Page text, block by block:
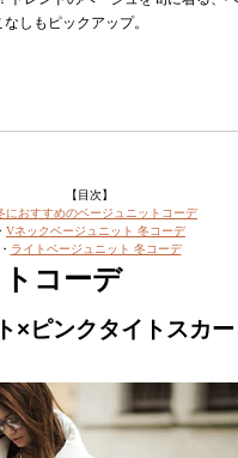
しもピックアップ。
【目次】
におすすめのベージュニットコーデ
・ Vネックベージュニット 冬コーデ
・ ライトベージュニット 冬コーデ
コーデ
×ピンクタイトスカ